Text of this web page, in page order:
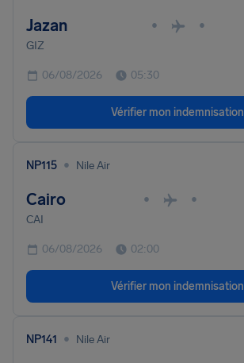
Jazan • •
GIZ
06/08/2026 05:30
Vérifier mon indemnisation
NP115 • Nile Air
Cairo • •
CAI
06/08/2026 02:00
Vérifier mon indemnisation
NP141 • Nile Air